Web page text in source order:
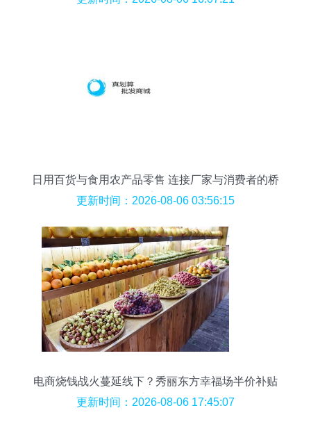
日用百货与食用农产品零售 连接厂家与消费者的桥
梁
更新时间：2026-08-06 03:56:15
电商烧钱战火蔓延线下？秀丽东方幸福场半价补贴
引超市行业震动
更新时间：2026-08-06 17:45:07